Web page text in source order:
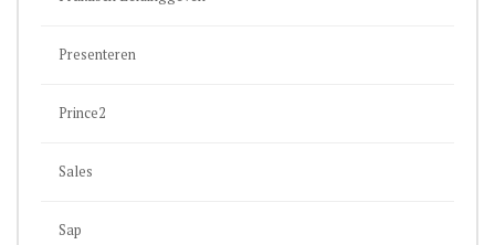
Presenteren
Prince2
Sales
Sap